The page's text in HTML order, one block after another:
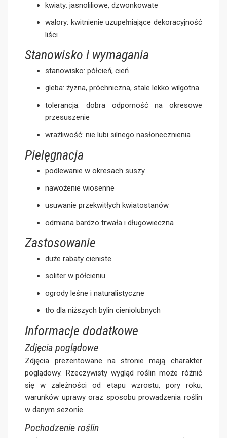
kwiaty: jasnoliliowe, dzwonkowate
walory: kwitnienie uzupełniające dekoracyjność
liści
Stanowisko i wymagania
stanowisko: półcień, cień
gleba: żyzna, próchniczna, stale lekko wilgotna
tolerancja: dobra odporność na okresowe
przesuszenie
wrażliwość: nie lubi silnego nasłonecznienia
Pielęgnacja
podlewanie w okresach suszy
nawożenie wiosenne
usuwanie przekwitłych kwiatostanów
odmiana bardzo trwała i długowieczna
Zastosowanie
duże rabaty cieniste
soliter w półcieniu
ogrody leśne i naturalistyczne
tło dla niższych bylin cieniolubnych
Informacje dodatkowe
Zdjęcia poglądowe
Zdjęcia prezentowane na stronie mają charakter
poglądowy. Rzeczywisty wygląd roślin może różnić
się w zależności od etapu wzrostu, pory roku,
warunków uprawy oraz sposobu prowadzenia roślin
w danym sezonie.
Pochodzenie roślin